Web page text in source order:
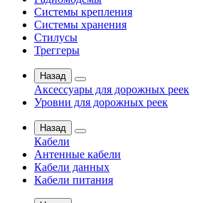
Системы крепления
Системы хранения
Стилусы
Треггеры
Назад
Аксессуары для дорожных реек
Уровни для дорожных реек
Назад
Кабели
Антенные кабели
Кабели данных
Кабели питания